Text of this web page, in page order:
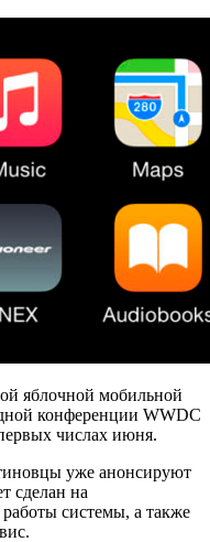
яблочной мобильной
конференции WWDC
числах июня.
уже анонсируют
сделан на
работы системы, а также